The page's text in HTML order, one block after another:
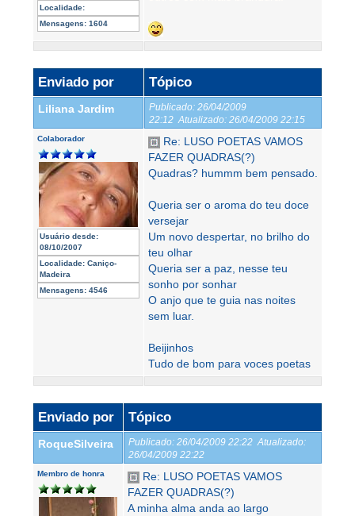
Localidade:
Mensagens: 1604
Enviado por Tópico
Liliana Jardim Publicado: 26/04/2009
22:12 Atualizado: 26/04/2009 22:15
Colaborador
Usuário desde:
08/10/2007
Localidade: Caniço-
Madeira
Mensagens: 4546
Re: LUSO POETAS VAMOS
FAZER QUADRAS(?)
Quadras? hummm bem pensado.
Queria ser o aroma do teu doce
versejar
Um novo despertar, no brilho do
teu olhar
Queria ser a paz, nesse teu
sonho por sonhar
O anjo que te guia nas noites
sem luar.
Beijinhos
Tudo de bom para voces poetas
Enviado por Tópico
RoqueSilveira Publicado: 26/04/2009 22:22 Atualizado:
26/04/2009 22:22
Membro de honra
Re: LUSO POETAS VAMOS
FAZER QUADRAS(?)
A minha alma anda ao largo